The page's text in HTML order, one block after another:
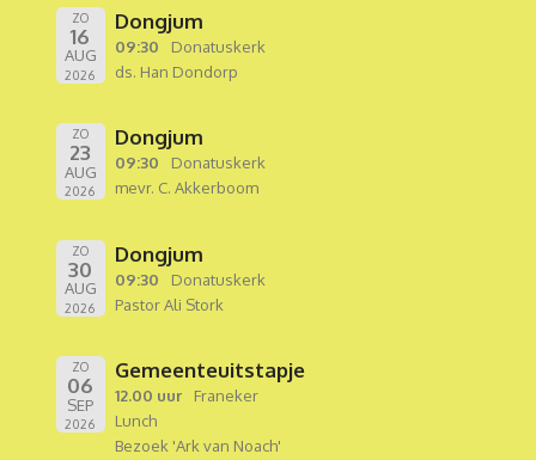
ZO
16
AUG
2026
Dongjum
09:30
Donatuskerk
ds. Han Dondorp
ZO
23
AUG
2026
Dongjum
09:30
Donatuskerk
mevr. C. Akkerboom
ZO
30
AUG
2026
Dongjum
09:30
Donatuskerk
Pastor Ali Stork
ZO
06
SEP
2026
Gemeenteuitstapje
12.00 uur
Franeker
Lunch
Bezoek 'Ark van Noach'